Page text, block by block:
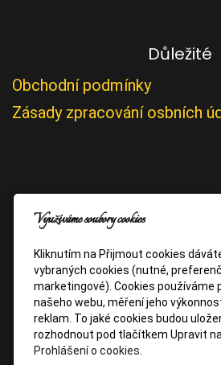
Důležité
Obchodní podmínky
Zásady zpracování osbních
Využíváme soubory cookies
Kliknutím na Přijmout cookies
vybraných cookies (nutné,
marketingové). Cookies používáme
našeho webu, měření jeho
reklam. To jaké cookies budou
rozhodnout pod tlačítkem Upravit
Prohlášení o cookies.